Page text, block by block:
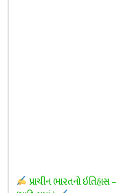
પ્રાચીન ભારતનો ઇતિહાસ –